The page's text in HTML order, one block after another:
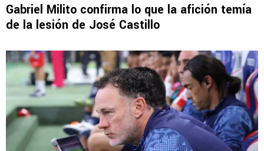
Gabriel Milito confirma lo que la afición temía
de la lesión de José Castillo